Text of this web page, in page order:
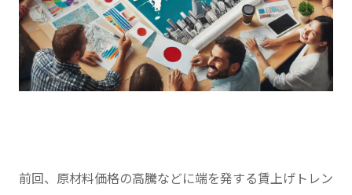
前回、原材料価格の高騰などに端を発する賃上げトレン